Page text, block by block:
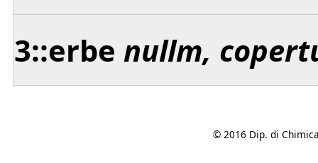
3::erbe nullm,
© 2016 Dip. di